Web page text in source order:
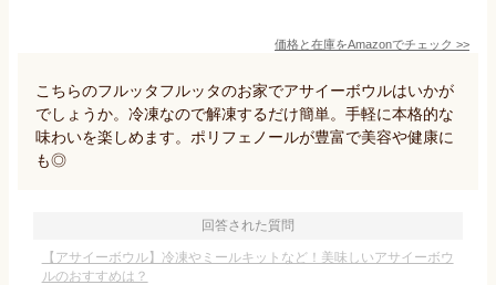
価格と在庫をAmazonでチェック >>
こちらのフルッタフルッタのお家でアサイーボウルはいかが
でしょうか。冷凍なので解凍するだけ簡単。手軽に本格的な
味わいを楽しめます。ポリフェノールが豊富で美容や健康に
も◎
回答された質問
【アサイーボウル】冷凍やミールキットなど！美味しいアサイーボウ
ルのおすすめは？